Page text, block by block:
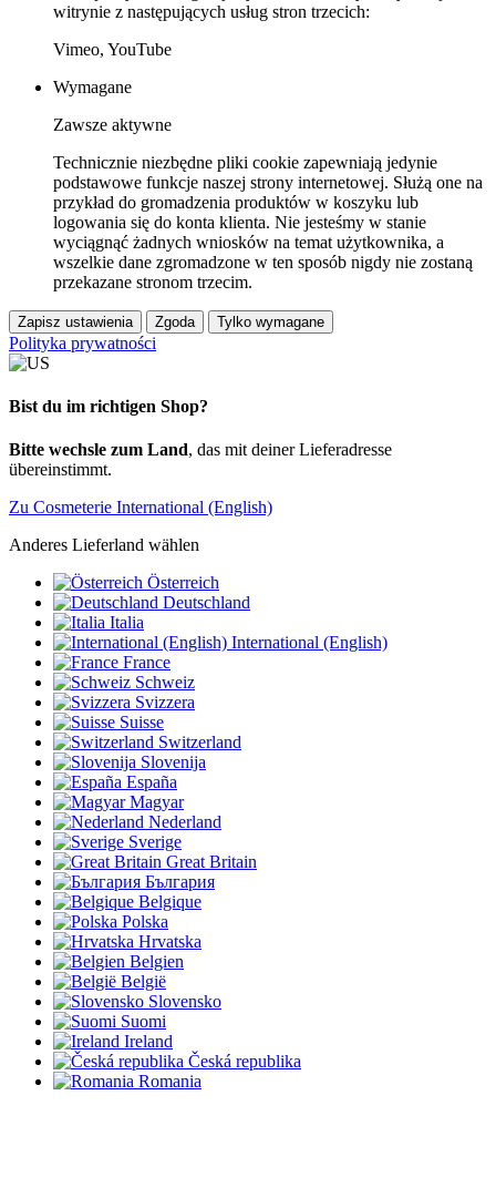
witrynie z następujących usług stron trzecich:
Vimeo, YouTube
Wymagane
Zawsze aktywne
Technicznie niezbędne pliki cookie zapewniają jedynie
podstawowe funkcje naszej strony internetowej. Służą one na
przykład do gromadzenia produktów w koszyku lub
logowania się do konta klienta. Nie jesteśmy w stanie
wyciągnąć żadnych wniosków na temat użytkownika, a
wszelkie dane zgromadzone w ten sposób nigdy nie zostaną
przekazane stronom trzecim.
Zapisz ustawienia Zgoda Tylko wymagane
Polityka prywatności
Bist du im richtigen Shop?
Bitte wechsle zum Land, das mit deiner Lieferadresse
übereinstimmt.
Zu Cosmeterie International (English)
Anderes Lieferland wählen
Österreich
Deutschland
Italia
International (English)
France
Schweiz
Svizzera
Suisse
Switzerland
Slovenija
España
Magyar
Nederland
Sverige
Great Britain
България
Belgique
Polska
Hrvatska
Belgien
België
Slovensko
Suomi
Ireland
Česká republika
Romania